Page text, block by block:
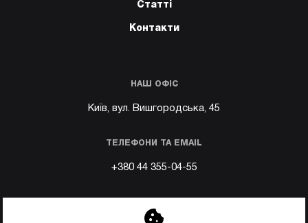
Статті
Контакти
НАШ ОФІС
Київ, вул. Вишгородська, 45
ТЕЛЕФОНИ ТА EMAIL
+380 44 355-04-55